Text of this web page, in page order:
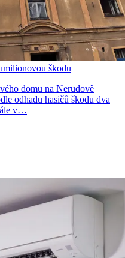
škodu
domu na Nerudově
odhadu hasičů škodu dva
v…